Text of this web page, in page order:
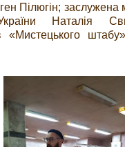
Пілюгін; заслужена
України Наталія
«Мистецького